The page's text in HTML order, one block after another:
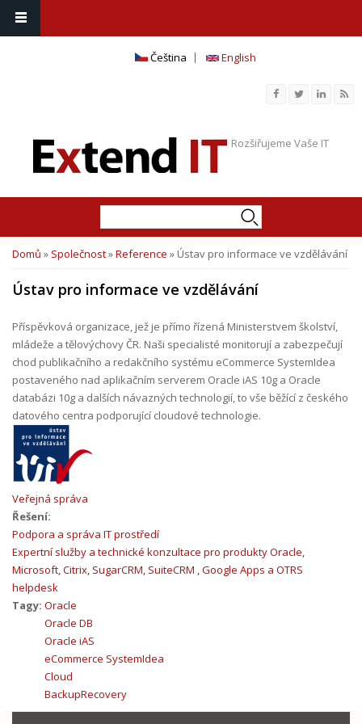
Čeština English
Rozšiřujeme Vaše IT
Jste zde
Domů » Společnost»Reference » Ústav pro informace ve vzdělávání
Ústav pro informace ve vzdělávání
Příspěvková organizace, jež je přímo řízená Ministerstvem školství,
mládeže a tělovýchovy ČR. Naši specialisté monitorují a zabezpečují
chod publikačního a redakčního systému eCommerce SystemIdea
postaveného nad aplikačním serverem Oracle iAS 10g a Oracle
databázi 10g a dalších návazných technologií, to vše běžící z českého
datového centra podporující cloudové technologie.
Veřejná správa
Řešení:
Podpora a správa IT prostředí
Expertní služby a technické konzultace pro produkty Oracle,
Microsoft, Citrix, SugarCRM, SuiteCRM , Google Apps a OTRS
helpdesk
Tagy: Oracle
Oracle DB
Oracle iAS
eCommerce SystemIdea
Cloud
BackupRecovery